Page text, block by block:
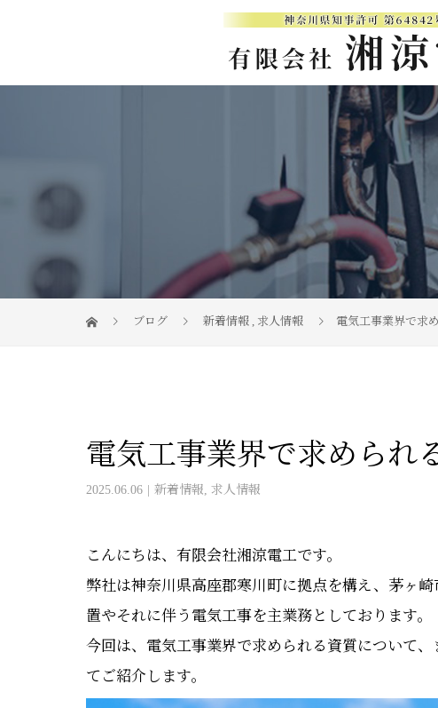
ブログ 新着情報 , 求人情報 電気工事業界で求
電気工事業界で求められ
2025.06.06 新着情報, 求人情報
こんにちは、有限会社湘涼電工です。
弊社は神奈川県高座郡寒川町に拠点を構え、茅ヶ
置やそれに伴う電気工事を主業務としております。
今回は、電気工事業界で求められる資質について
てご紹介します。